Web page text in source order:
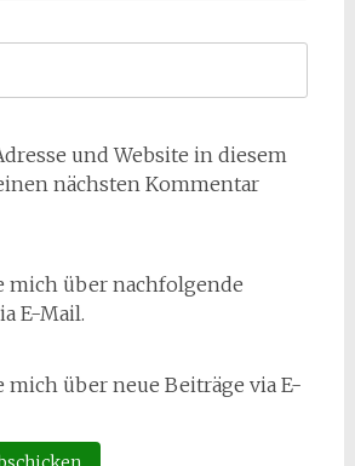
und Website in diesem
nächsten Kommentar
mich über nachfolgende
E-Mail.
über neue Beiträge via E-